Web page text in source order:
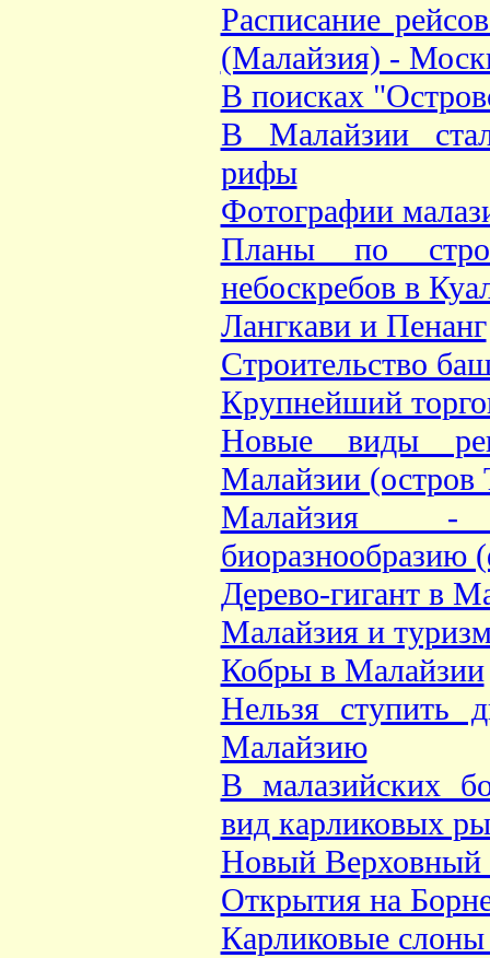
Расписание
(Малайзия) -
В поисках
В Малайзии
рифы
Фотографии
Планы по
небоскребов в
Лангкави и Пенанг
Строительство
Крупнейший
Новые виды
Малайзии (остров
Малайзия -
биоразнообразию
Дерево-гигант в
Малайзия и
Кобры в Малайзии
Нельзя
Малайзию
В малазийских
вид карликовых
Новый Верховный
Открытия на
Карликовые слоны